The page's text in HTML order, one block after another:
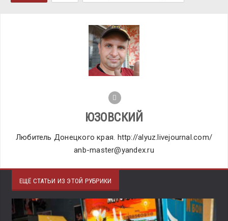
ЮЗОВСКИЙ
Любитель Донецкого края. http://alyuz.livejournal.com/
anb-master@yandex.ru
ЕЩЁ СТАТЬИ ИЗ ЭТОЙ РУБРИКИ